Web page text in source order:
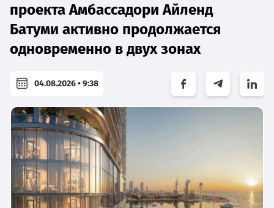
проекта Амбассадори Айленд
Батуми активно продолжается
одновременно в двух зонах
04.08.2026 • 9:38